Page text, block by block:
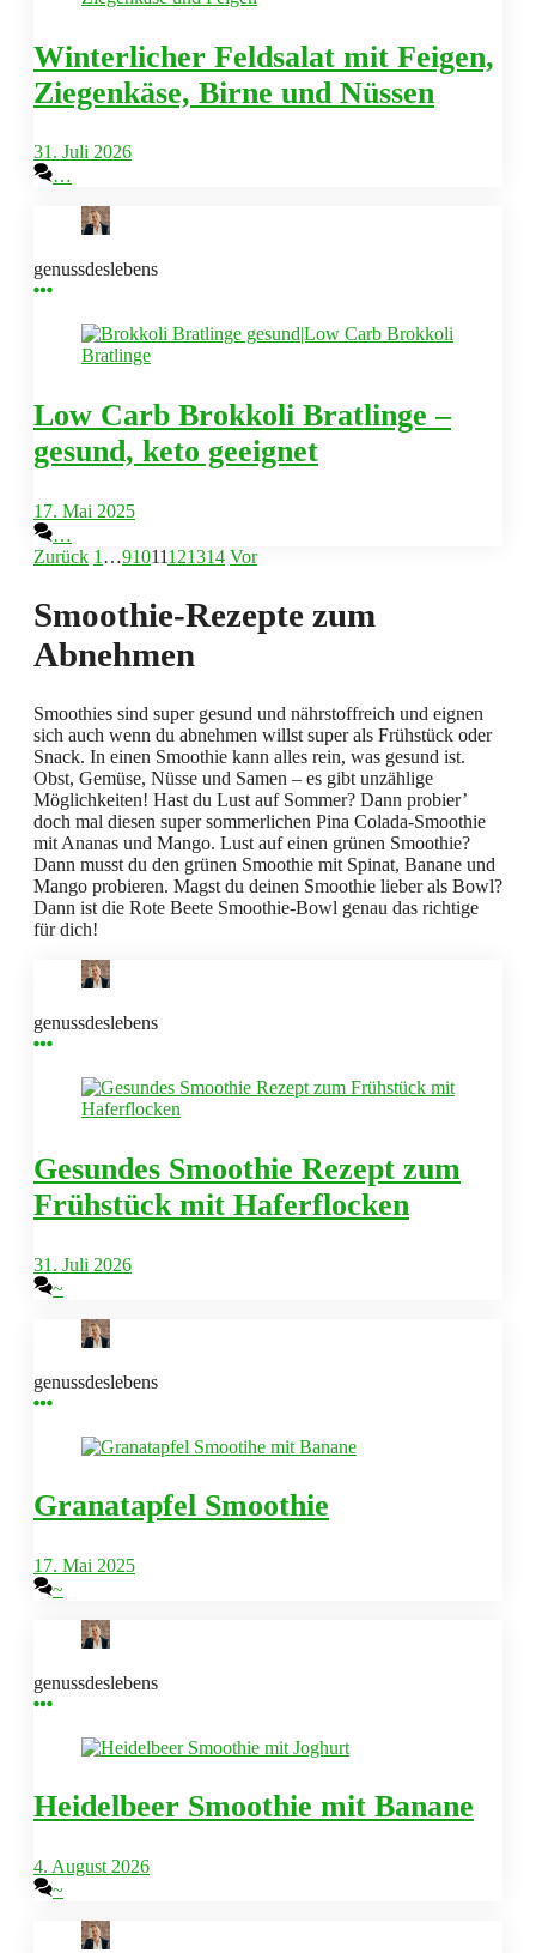
Winterlicher Feldsalat mit Feigen,
Ziegenkäse, Birne und Nüssen
31. Juli 2026
…
genussdeslebens
Low Carb Brokkoli Bratlinge –
gesund, keto geeignet
17. Mai 2025
…
Zurück 1 …91011121314 Vor
Smoothie-Rezepte zum
Abnehmen
Smoothies sind super gesund und nährstoffreich und eignen
sich auch wenn du abnehmen willst super als Frühstück oder
Snack. In einen Smoothie kann alles rein, was gesund ist.
Obst, Gemüse, Nüsse und Samen – es gibt unzählige
Möglichkeiten! Hast du Lust auf Sommer? Dann probier’
doch mal diesen super sommerlichen Pina Colada-Smoothie
mit Ananas und Mango. Lust auf einen grünen Smoothie?
Dann musst du den grünen Smoothie mit Spinat, Banane und
Mango probieren. Magst du deinen Smoothie lieber als Bowl?
Dann ist die Rote Beete Smoothie-Bowl genau das richtige
für dich!
genussdeslebens
Gesundes Smoothie Rezept zum
Frühstück mit Haferflocken
31. Juli 2026
~
genussdeslebens
Granatapfel Smoothie
17. Mai 2025
~
genussdeslebens
Heidelbeer Smoothie mit Banane
4. August 2026
~